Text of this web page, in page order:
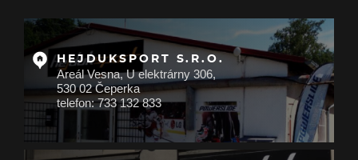
HEJDUKSPORT S.R.O.
Areál Vesna, U elektrárny 306,
530 02 Čeperka
telefon: 733 132 833